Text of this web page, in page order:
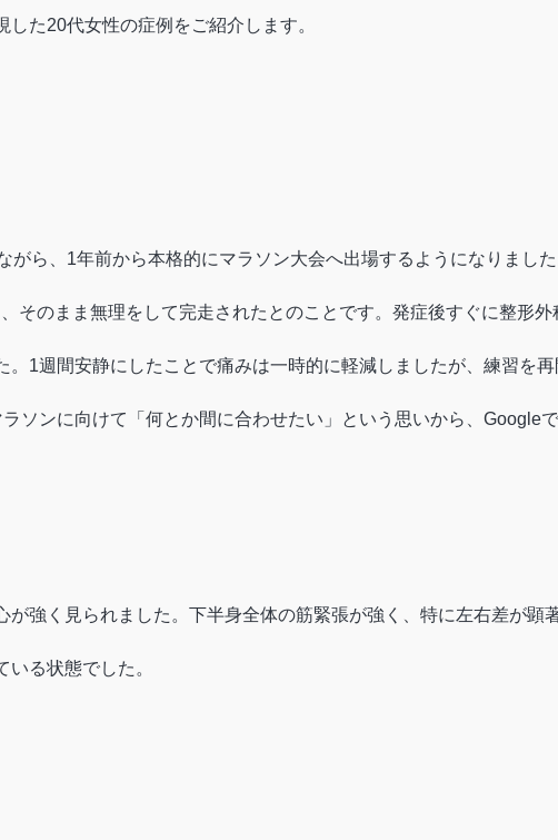
た20代女性の症例をご紹介します。
がら、1年前から本格的にマラソン大会へ出場するようになりまし
そのまま無理をして完走されたとのことです。発症後すぐに整形
1週間安静にしたことで痛みは一時的に軽減しましたが、練習を再
ソンに向けて「何とか間に合わせたい」という思いから、Google
強く見られました。下半身全体の筋緊張が強く、特に左右差が顕
る状態でした。